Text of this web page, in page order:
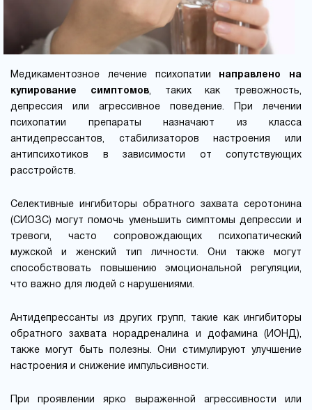
Медикаментозное лечение психопатии направлено на
купирование симптомов, таких как тревожность,
депрессия или агрессивное поведение. При лечении
психопатии препараты назначают из класса
антидепрессантов, стабилизаторов настроения или
антипсихотиков в зависимости от сопутствующих
расстройств.
Селективные ингибиторы обратного захвата серотонина
(СИОЗС) могут помочь уменьшить симптомы депрессии и
тревоги, часто сопровождающих психопатический
мужской и женский тип личности. Они также могут
способствовать повышению эмоциональной регуляции,
что важно для людей с нарушениями.
Антидепрессанты из других групп, такие как ингибиторы
обратного захвата норадреналина и дофамина (ИОНД),
также могут быть полезны. Они стимулируют улучшение
настроения и снижение импульсивности.
При проявлении ярко выраженной агрессивности или